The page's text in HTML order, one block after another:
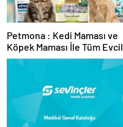
Petmona : Kedi Maması ve
Köpek Maması İle Tüm Evcil
Hayvan Ürünleri